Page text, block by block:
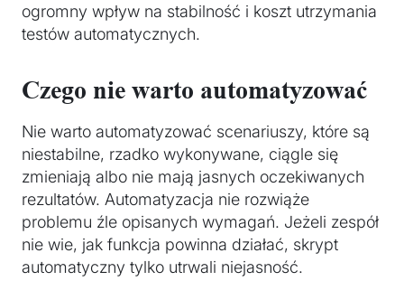
ogromny wpływ na stabilność i koszt utrzymania
testów automatycznych.
Czego nie warto automatyzować
Nie warto automatyzować scenariuszy, które są
niestabilne, rzadko wykonywane, ciągle się
zmieniają albo nie mają jasnych oczekiwanych
rezultatów. Automatyzacja nie rozwiąże
problemu źle opisanych wymagań. Jeżeli zespół
nie wie, jak funkcja powinna działać, skrypt
automatyczny tylko utrwali niejasność.